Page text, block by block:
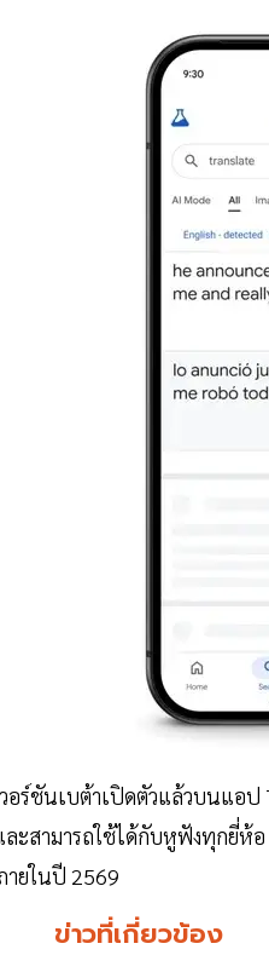
อร์ชันเบต้าเปิดตัวแล้วบนแอ
ละสามารถใช้ได้กับหูฟังทุกยี่ห้
ายในปี 2569
ข่าวที่เกี่ยวข้อง